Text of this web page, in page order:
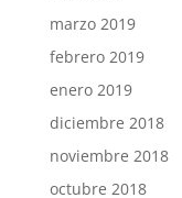
marzo 2019
febrero 2019
enero 2019
diciembre 2018
noviembre 2018
octubre 2018